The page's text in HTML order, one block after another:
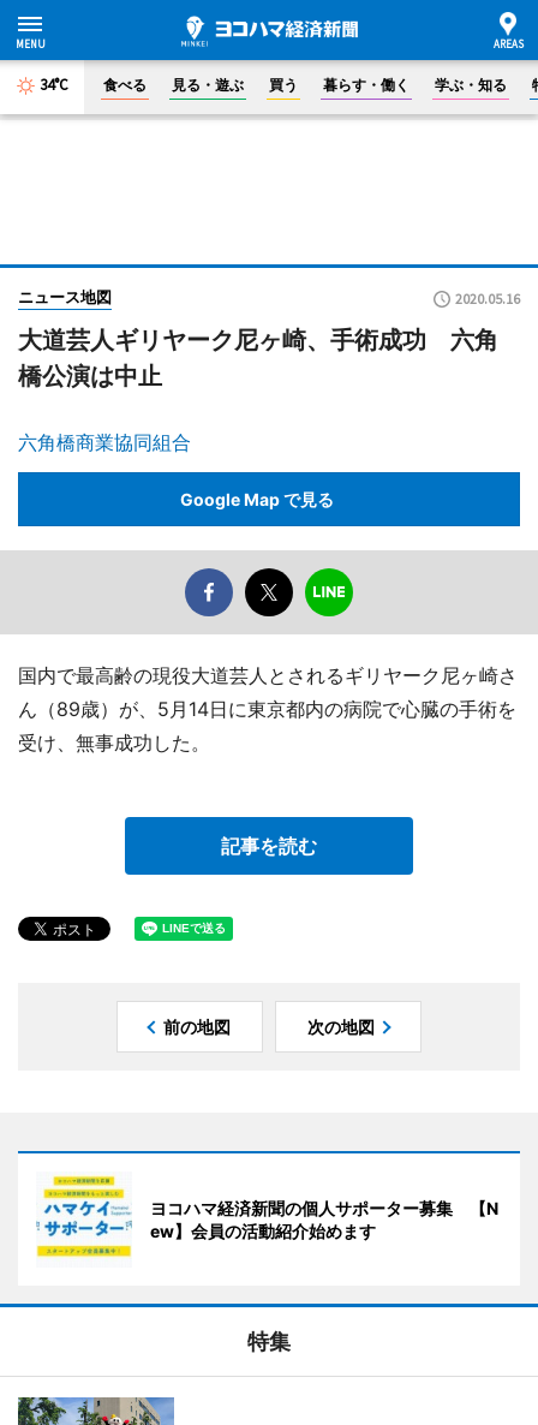
34°C 食べる 見る・遊ぶ 買う 暮らす・働く 学ぶ・知る
ニュース地図 2020.05.16
大道芸人ギリヤーク尼ヶ崎、手術成功 六角
橋公演は中止
六角橋商業協同組合
Google Map で見る
国内で最高齢の現役大道芸人とされるギリヤーク尼ヶ崎さ
ん（89歳）が、5月14日に東京都内の病院で心臓の手術を
受け、無事成功した。
記事を読む
前の地図 次の地図
ヨコハマ経済新聞の個人サポーター募集 【N
ew】会員の活動紹介始めます
特集